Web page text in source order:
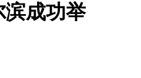
滨成功举